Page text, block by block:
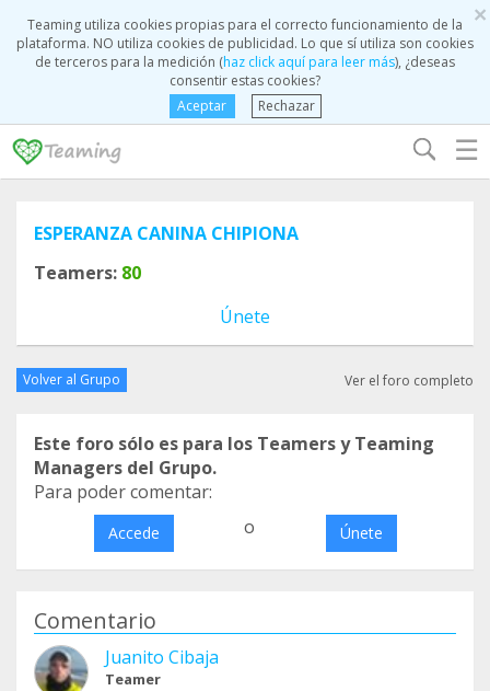
×
Teaming utiliza cookies propias para el correcto funcionamiento de la
plataforma. NO utiliza cookies de publicidad. Lo que sí utiliza son cookies
de terceros para la medición (haz click aquí para leer más), ¿deseas
consentir estas cookies?
Aceptar
Rechazar
☰
ESPERANZA CANINA CHIPIONA
Teamers: 80
Únete
Volver al Grupo Ver el foro completo
Este foro sólo es para los Teamers y Teaming
Managers del Grupo.
Para poder comentar:
Accede o Únete
Comentario
Juanito Cibaja
Teamer